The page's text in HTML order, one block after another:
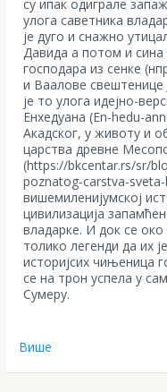
су ипак одиграле
улога саветника
је дуго и снажно
Давида а потом и
господара из сенке
и Ваалове свештенице
је то улога идејно-
Енхедуана (Еn-hedu-
Акадског, у животу и
царства древне
(https://bkcentar.rs/sr/
poznatog-carstva-
вишемиленијумској
цивилизација
владарке. И док се
толико легенди да их
историјсих чињеница
се на трон успела у
Сумеру.
Више